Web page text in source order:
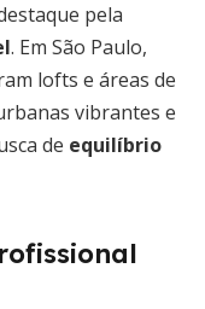
pela
. Em São Paulo,
lofts e áreas de
vibrantes e
de equilíbrio